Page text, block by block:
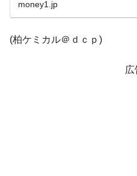
する差別。許してはおかぬ
他人事のような発言。
業績「史上最高益」当期純利
money1.jp
(柏ケミカル＠ｄｃｐ)
広